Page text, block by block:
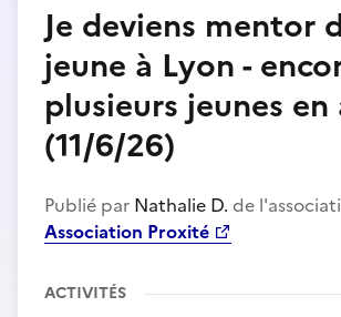
Je deviens mentor
jeune à Lyon -
plusieurs jeunes
(11/6/26)
Publié par Nathalie D. de
Association Proxité
ACTIVITÉS